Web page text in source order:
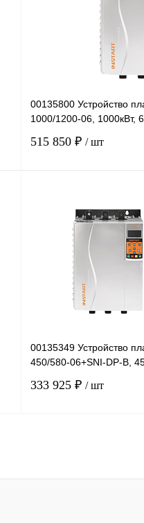
00135800 Устройство
1000/1200-06, 1000кВт,
515 850 ₽ / шт
Купить в 1 клик
В избранное
00135349 Устройство
450/580-06+SNI-DP-B,
333 925 ₽ / шт
Купить в 1 клик